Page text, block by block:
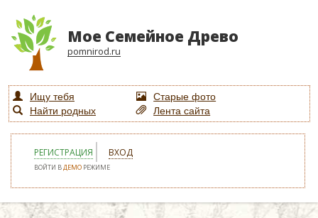
Мое Семейное Древо
pomnirod.ru
Ищу тебя
Старые фото
Найти родных
Лента сайта
РЕГИСТРАЦИЯ ВХОД
ВОЙТИ ВДЕМО РЕЖИМЕ